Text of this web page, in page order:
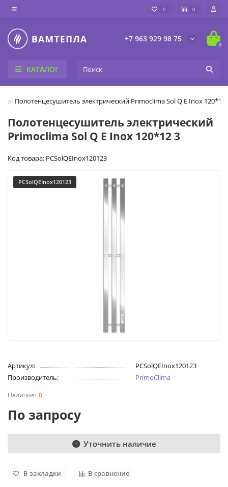
0 0
+7 963 929 98 75
0
КАТАЛОГ
Полотенцесушитель электрический Primoclima Sol Q E Inox 120*12
Полотенцесушитель электрический
Primoclima Sol Q E Inox 120*12 3
Код товара: PCSolQEInox120123
PCSolQEInox120123
Артикул:
PCSolQEInox120123
Производитель:
PrimoClima
0
По запросу
Уточнить наличие
В закладки В сравнение